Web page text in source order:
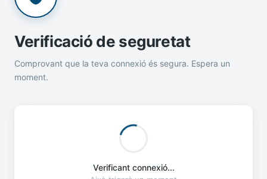
Verificació de seguretat
Comprovant que la teva connexió és segura. Espera un
moment.
Verificant connexió...